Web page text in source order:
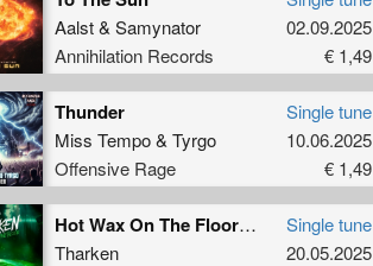
Aalst& Samynator
Annihilation Records
02.09.2025
€ 1,49
Thunder
Miss Tempo& Tyrgo
Offensive Rage
Single tune
10.06.2025
€ 1,49
Hot Wax On The Floor (Original Mix)
Tharken
Single tune
20.05.2025